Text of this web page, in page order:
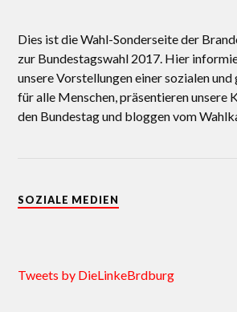
Dies ist die Wahl-Sonderseite der
zur Bundestagswahl 2017. Hier
unsere Vorstellungen einer sozialen
für alle Menschen, präsentieren unsere
den Bundestag und bloggen vom
SOZIALE MEDIEN
Tweets by DieLinkeBrdburg